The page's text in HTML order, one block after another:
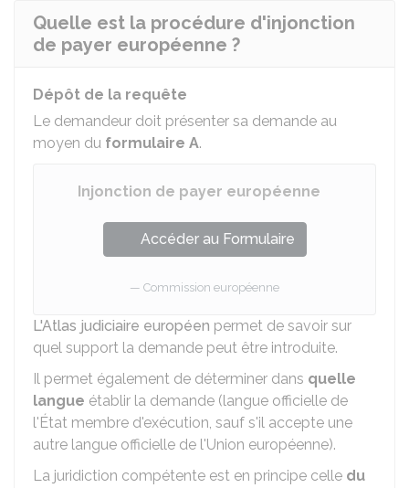
Quelle est la procédure d'injonction
de payer européenne ?
Dépôt de la requête
Le demandeur doit présenter sa demande au
moyen du formulaire A.
Injonction de payer européenne
Accéder au Formulaire
Commission européenne
L'Atlas judiciaire européen permet de savoir sur
quel support la demande peut être introduite.
Il permet également de déterminer dans quelle
langue établir la demande (langue officielle de
l'État membre d'exécution, sauf s'il accepte une
autre langue officielle de l'Union européenne).
La juridiction compétente est en principe celle du